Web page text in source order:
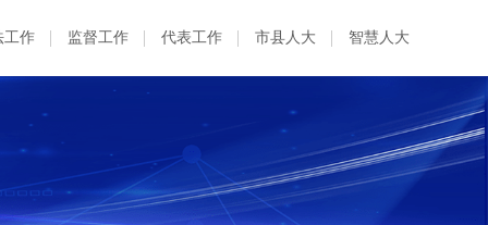
工作 监督工作 代表工作 市县人大 智慧人大